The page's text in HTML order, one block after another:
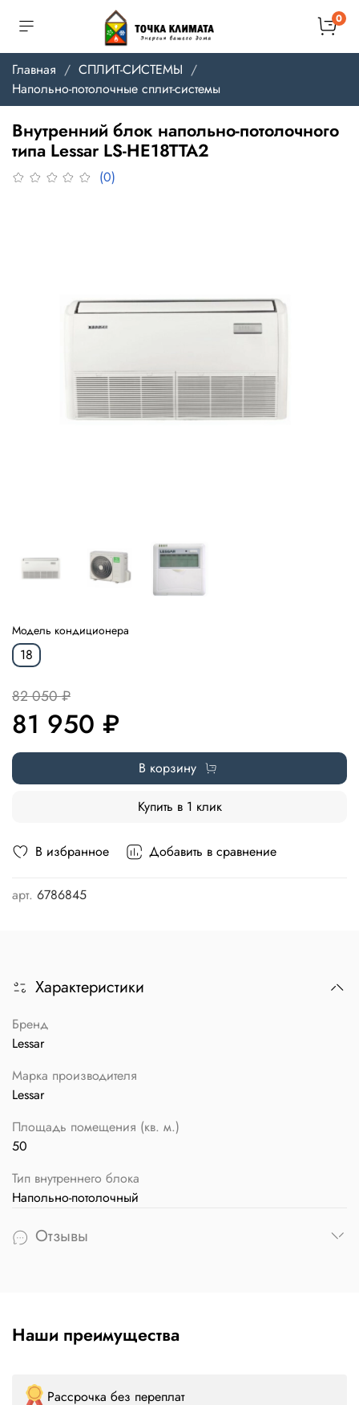
0
Главная
СПЛИТ-СИСТЕМЫ
Напольно-потолочные сплит-системы
Внутренний блок напольно-потолочного
типа Lessar LS-HE18TTA2
(0)
В избранное Добавить в сравнение
арт. 6786845
Модель кондиционера
18
82 050 ₽
81 950 ₽
В корзину
Купить в 1 клик
Характеристики
Бренд
Lessar
Марка производителя
Lessar
Площадь помещения (кв. м.)
50
Тип внутреннего блока
Напольно-потолочный
Отзывы
Наши преимущества
Рассрочка без переплат